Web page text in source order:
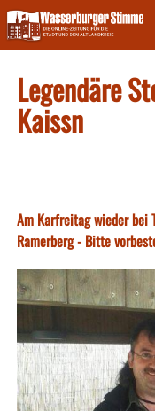
Skip
to
content
Legendäre
Kaissn
Am Karfreitag wieder bei
Ramerberg - Bitte